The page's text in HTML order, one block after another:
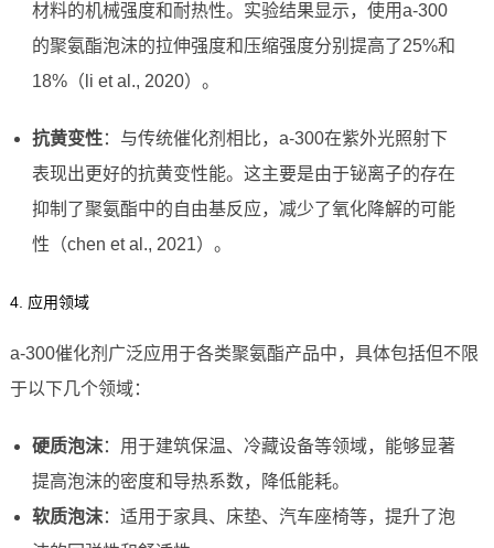
材料的机械强度和耐热性。实验结果显示，使用a-300
的聚氨酯泡沫的拉伸强度和压缩强度分别提高了25%和
18%（li et al., 2020）。
抗黄变性：与传统催化剂相比，a-300在紫外光照射下
表现出更好的抗黄变性能。这主要是由于铋离子的存在
抑制了聚氨酯中的自由基反应，减少了氧化降解的可能
性（chen et al., 2021）。
4. 应用领域
a-300催化剂广泛应用于各类聚氨酯产品中，具体包括但不限
于以下几个领域：
硬质泡沫：用于建筑保温、冷藏设备等领域，能够显著
提高泡沫的密度和导热系数，降低能耗。
软质泡沫：适用于家具、床垫、汽车座椅等，提升了泡